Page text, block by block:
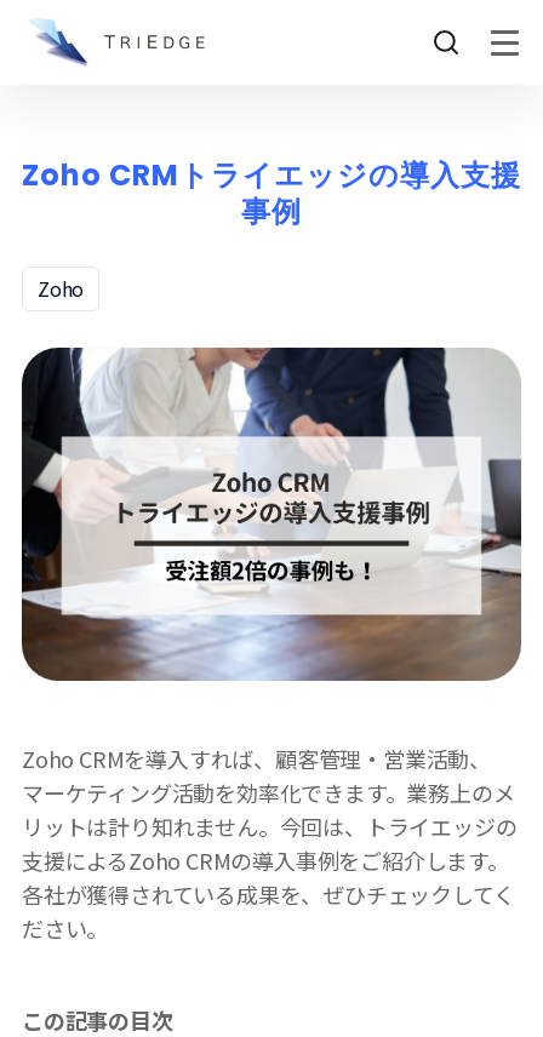
Zoho CRMトライエッジの導入支援
事例
Zoho
Zoho CRMを導入すれば、顧客管理・営業活動、
マーケティング活動を効率化できます。業務上のメ
リットは計り知れません。今回は、トライエッジの
支援によるZoho CRMの導入事例をご紹介します。
各社が獲得されている成果を、ぜひチェックしてく
ださい。
この記事の目次